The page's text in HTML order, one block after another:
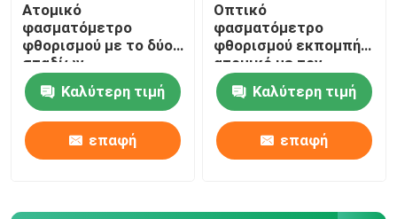
Ατομικό
φασματόμετρο
φθορισμού με το δύο
σταδίων
υγροποιημένου αερίου
διαχωριστή υψηλής
αποδοτικότητας
Καλύτερη τιμή
επαφή
Οπτικό
φασματόμετρο
φθορισμού εκπομπής
ατομικό με τον
προγραμματίσημο
έλεγχο ταχύτητας
Καλύτερη τιμή
επαφή